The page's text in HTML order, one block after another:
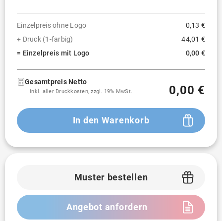
Einzelpreis ohne Logo
0,13 €
+ Druck (1-farbig)
44,01 €
= Einzelpreis mit Logo
0,00 €
Gesamtpreis Netto
inkl. aller Druckkosten, zzgl. 19% MwSt. 0,00 €
In den Warenkorb
Muster bestellen
Angebot anfordern